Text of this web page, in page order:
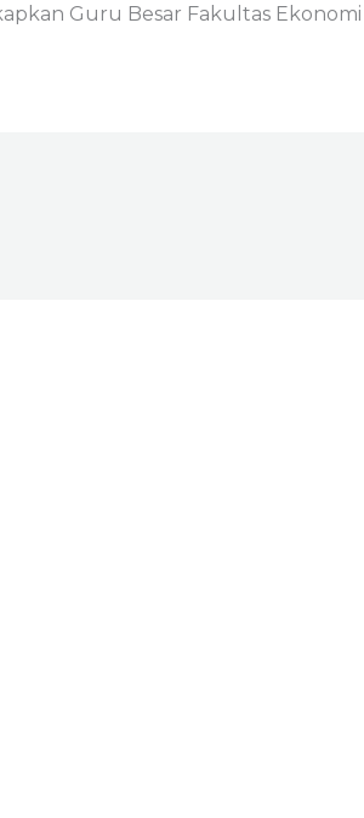
Guru Besar Fakultas Ekonomi